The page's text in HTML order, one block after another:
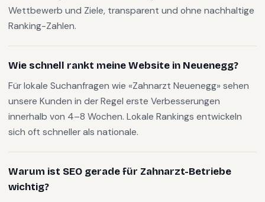
Wettbewerb und Ziele, transparent und ohne nachhaltige
Ranking-Zahlen.
Wie schnell rankt meine Website in Neuenegg?
Für lokale Suchanfragen wie «Zahnarzt Neuenegg» sehen
unsere Kunden in der Regel erste Verbesserungen
innerhalb von 4–8 Wochen. Lokale Rankings entwickeln
sich oft schneller als nationale.
Warum ist SEO gerade für Zahnarzt-Betriebe
wichtig?